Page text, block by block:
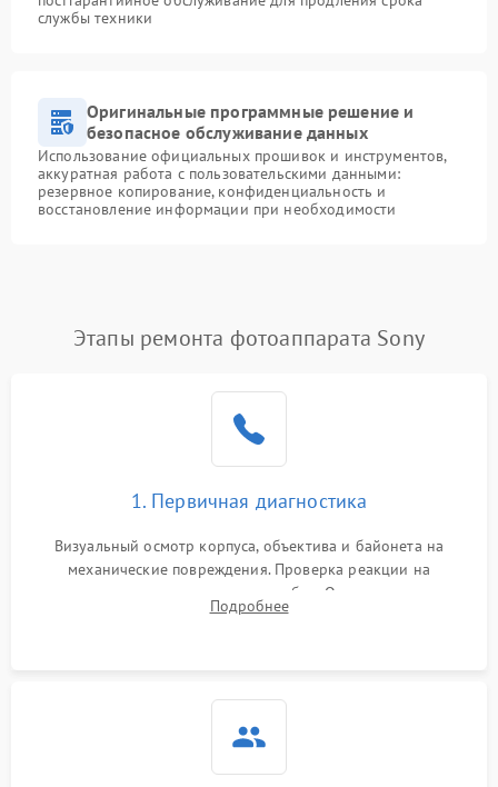
службы техники
Оригинальные программные решение и
безопасное обслуживание данных
Использование официальных прошивок и инструментов,
аккуратная работа с пользовательскими данными:
резервное копирование, конфиденциальность и
восстановление информации при необходимости
Этапы ремонта фотоаппарата Sony
1. Первичная диагностика
Визуальный осмотр корпуса, объектива и байонета на
механические повреждения. Проверка реакции на
включение, считывание кодов ошибок. Оценка состояния
матрицы и затвора, проверка работы автофокуса и вспышки.
Подробнее